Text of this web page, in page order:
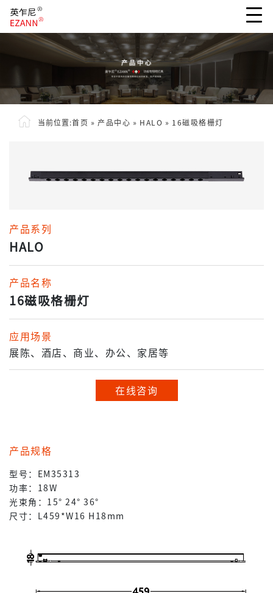
当前位置:首页 » 产品中心 » HALO » 16磁吸格栅灯
产品系列
HALO
产品名称
16磁吸格栅灯
应用场景
展陈、酒店、商业、办公、家居等
在线咨询
产品规格
型号：EM35313
功率：18W
光束角：15° 24° 36°
尺寸：L459*W16 H18mm